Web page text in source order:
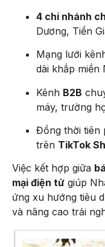
4 chi nhánh
Dương, Tiền
Mạng lưới
dài khắp miền
Kênh B2B
máy, trường
Đồng thời tiên
trên TikTok
Việc kết hợp giữa
mại điện tử giúp
ứng xu hướng tiêu
và nâng cao trải